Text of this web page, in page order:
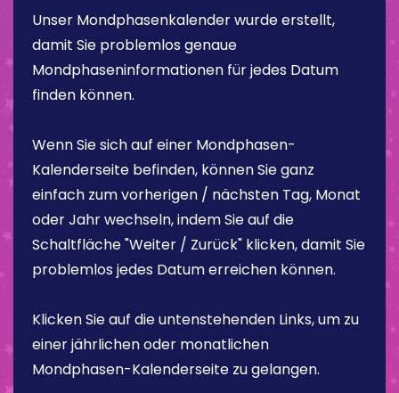
Unser Mondphasenkalender wurde erstellt,
damit Sie problemlos genaue
Mondphaseninformationen für jedes Datum
finden können.
Wenn Sie sich auf einer Mondphasen-
Kalenderseite befinden, können Sie ganz
einfach zum vorherigen / nächsten Tag, Monat
oder Jahr wechseln, indem Sie auf die
Schaltfläche "Weiter / Zurück" klicken, damit Sie
problemlos jedes Datum erreichen können.
Klicken Sie auf die untenstehenden Links, um zu
einer jährlichen oder monatlichen
Mondphasen-Kalenderseite zu gelangen.